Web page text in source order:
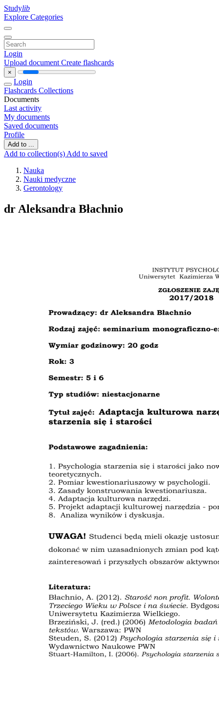
Studylib
Explore Categories
Login
Upload document Create flashcards
×
Login
Flashcards Collections
Documents
Last activity
My documents
Saved documents
Profile
Add to ...
Add to collection(s) Add to saved
Nauka
Nauki medyczne
Gerontology
dr Aleksandra Błachnio